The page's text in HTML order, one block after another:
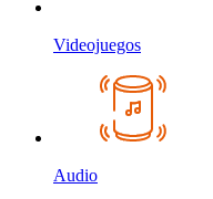
Videojuegos
Audio